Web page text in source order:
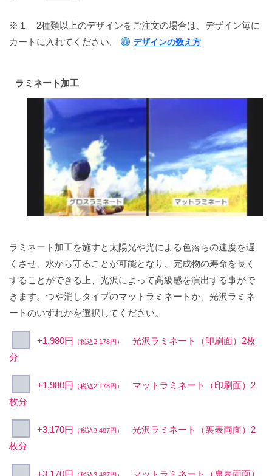
※１
2種類以上のデザインをご注文の場合は、デザイン毎に
カートに入れてください。
デザインの数え方
ラミネート加工
ラミネート加工を施すと太陽光や光による色落ちの速度を遅
くさせ、水から守ることが可能となり、完成物の寿命を長く
することができる上、光沢によって高級感を演出する事がで
きます。つや消しタイプのマットラミネートか、光沢ラミネ
ートのいずれかを選択してください。
+1,980円 （税込2,178円）
光沢ラミネート（印刷面）2枚
分
+1,980円 （税込2,178円）
マットラミネート（印刷面）2
枚分
+3,170円 （税込3,487円）
光沢ラミネート（裏表両面）2
枚分
+3,170円
マットラミネート（裏表両面）